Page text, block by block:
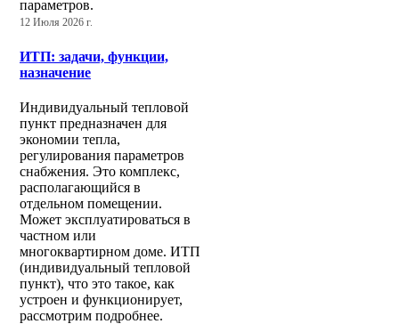
параметров.
12 Июля 2026 г.
ИТП: задачи, функции,
назначение
Индивидуальный тепловой
пункт предназначен для
экономии тепла,
регулирования параметров
снабжения. Это комплекс,
располагающийся в
отдельном помещении.
Может эксплуатироваться в
частном или
многоквартирном доме. ИТП
(индивидуальный тепловой
пункт), что это такое, как
устроен и функционирует,
рассмотрим подробнее.